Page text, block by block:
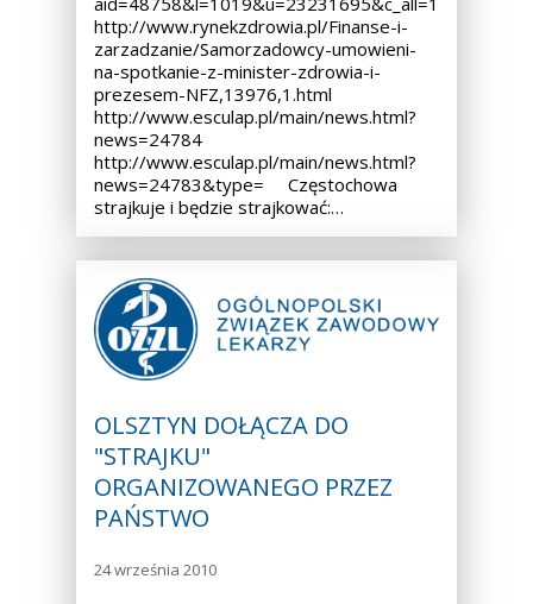
http://www.rynekzdrowia.pl/Finanse-i-
zarzadzanie/Samorzadowcy-umowieni-
na-spotkanie-z-minister-zdrowia-i-
prezesem-NFZ,13976,1.html
http://www.esculap.pl/main/news.html?
news=24784
http://www.esculap.pl/main/news.html?
news=24783&type= Częstochowa
strajkuje i będzie strajkować:…
OLSZTYN DOŁĄCZA DO
"STRAJKU"
ORGANIZOWANEGO PRZEZ
PAŃSTWO
24 września 2010